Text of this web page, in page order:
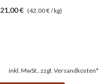
21,00 € (42,00 € / kg)
inkl. MwSt., zzgl. Versandkosten*